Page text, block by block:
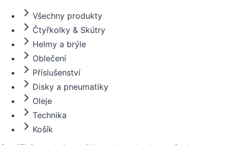
Všechny produkty
Čtyřkolky & Skútry
Helmy a brýle
Oblečení
Příslušenství
Disky a pneumatiky
Oleje
Technika
Košík